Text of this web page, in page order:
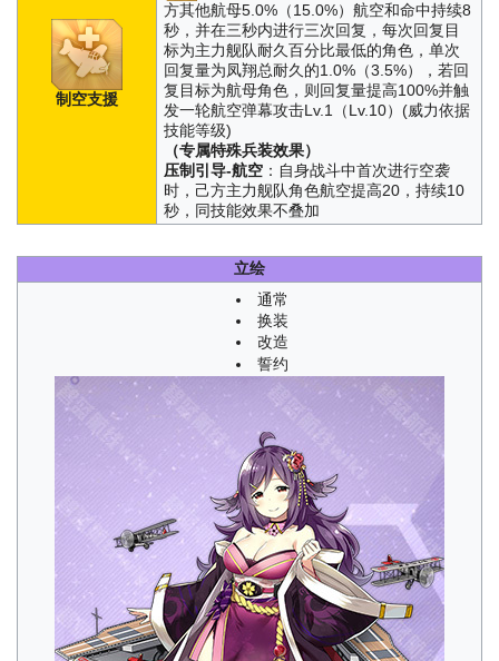
制空支援
方其他航母5.0%（15.0%）航空和命中持续8
秒，并在三秒内进行三次回复，每次回复目
标为主力舰队耐久百分比最低的角色，单次
回复量为凤翔总耐久的1.0%（3.5%），若回
复目标为航母角色，则回复量提高100%并触
发一轮航空弹幕攻击Lv.1（Lv.10）(威力依据
技能等级)
（专属特殊兵装效果）
压制引导-航空：自身战斗中首次进行空袭
时，己方主力舰队角色航空提高20，持续10
秒，同技能效果不叠加
立绘
通常
换装
改造
誓约